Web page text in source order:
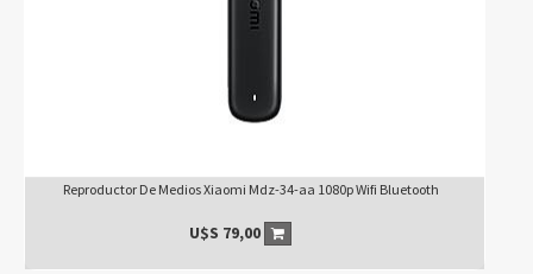
Reproductor De Medios Xiaomi Mdz-34-aa 1080p Wifi Bluetooth
U$S 79,00